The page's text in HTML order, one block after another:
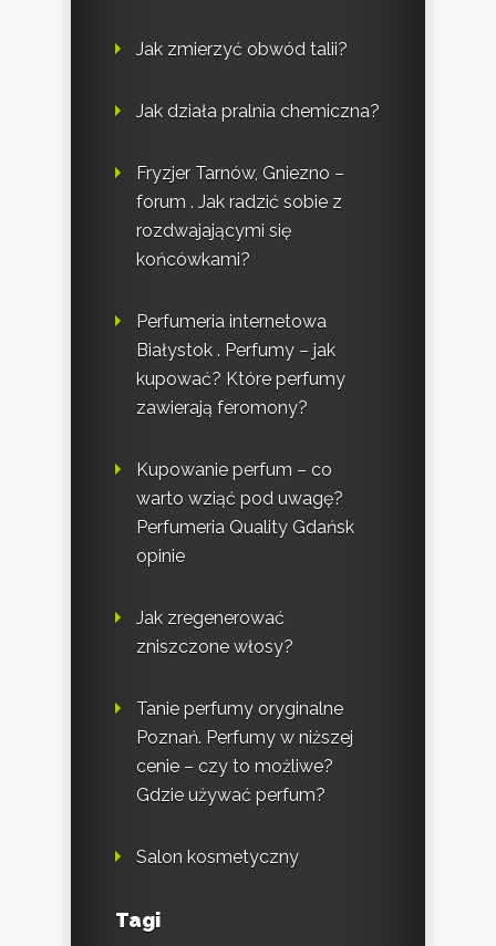
Jak zmierzyć obwód talii?
Jak działa pralnia chemiczna?
Fryzjer Tarnów, Gniezno –
forum . Jak radzić sobie z
rozdwajającymi się
końcówkami?
Perfumeria internetowa
Białystok . Perfumy – jak
kupować? Które perfumy
zawierają feromony?
Kupowanie perfum – co
warto wziąć pod uwagę?
Perfumeria Quality Gdańsk
opinie
Jak zregenerować
zniszczone włosy?
Tanie perfumy oryginalne
Poznań. Perfumy w niższej
cenie – czy to możliwe?
Gdzie używać perfum?
Salon kosmetyczny
Tagi